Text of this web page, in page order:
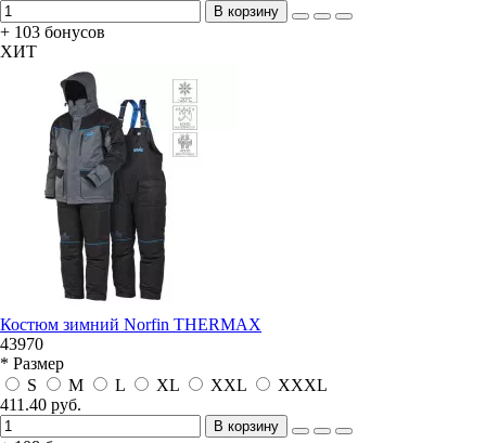
В корзину
+ 103 бонусов
ХИТ
Костюм зимний Norfin THERMAX
43970
* Размер
S
M L XL XXL
XXXL
411.40 руб.
В корзину